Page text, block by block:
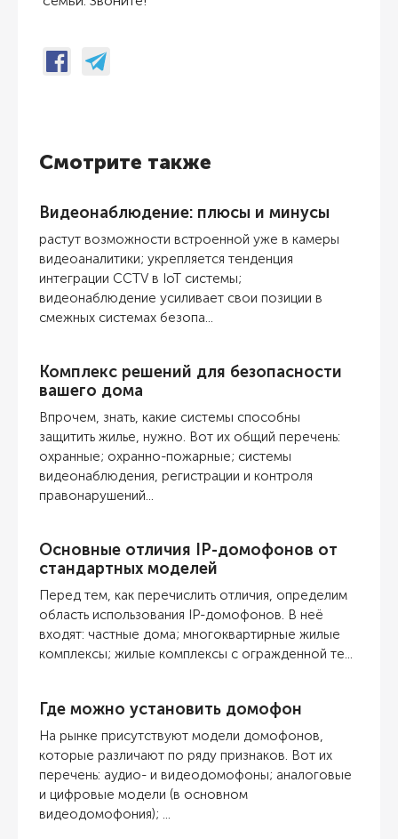
Смотрите также
Видеонаблюдение: плюсы и минусы
растут возможности встроенной уже в камеры
видеоаналитики; укрепляется тенденция
интеграции CCTV в IoT системы;
видеонаблюдение усиливает свои позиции в
смежных системах безопа...
Комплекс решений для безопасности
вашего дома
Впрочем, знать, какие системы способны
защитить жилье, нужно. Вот их общий перечень:
охранные; охранно-пожарные; системы
видеонаблюдения, регистрации и контроля
правонарушений...
Основные отличия IP-домофонов от
стандартных моделей
Перед тем, как перечислить отличия, определим
область использования IP-домофонов. В неё
входят: частные дома; многоквартирные жилые
комплексы; жилые комплексы с огражденной те...
Где можно установить домофон
На рынке присутствуют модели домофонов,
которые различают по ряду признаков. Вот их
перечень: аудио- и видеодомофоны; аналоговые
и цифровые модели (в основном
видеодомофония); ...